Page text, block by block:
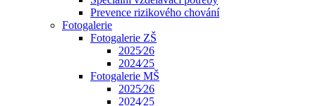
Prevence rizikového chování
Fotogalerie
Fotogalerie ZŠ
2025⁄26
2024⁄25
Fotogalerie MŠ
2025⁄26
2024⁄25